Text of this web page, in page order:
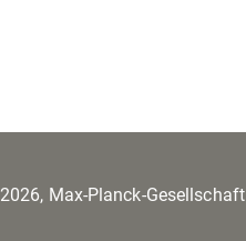
2026, Max-Planck-Gesellschaft